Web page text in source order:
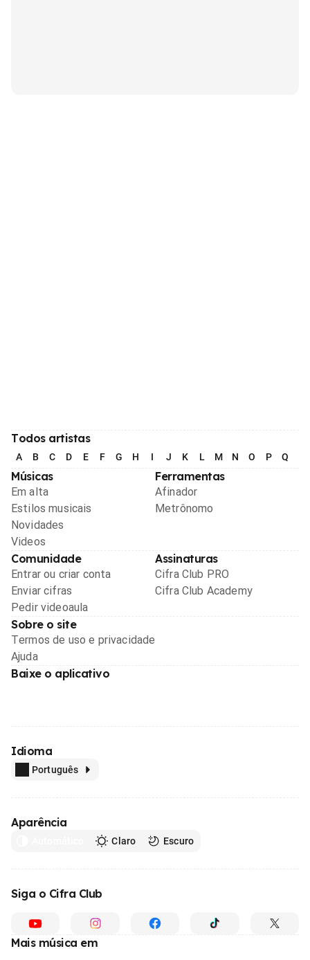
Todos artistas
A B C D E F G H I J K L M N O P Q
Músicas
Em alta
Estilos musicais
Novidades
Videos
Ferramentas
Afinador
Metrônomo
Comunidade
Entrar ou criar conta
Enviar cifras
Pedir videoaula
Assinaturas
Cifra Club PRO
Cifra Club Academy
Sobre o site
Termos de uso e privacidade
Ajuda
Baixe o aplicativo
Idioma
Português
Aparência
Claro Escuro
Siga o Cifra Club
Mais música em